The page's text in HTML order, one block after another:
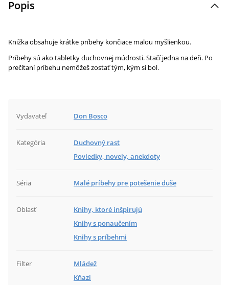
Popis
Knižka obsahuje krátke príbehy končiace malou myšlienkou.
Príbehy sú ako tabletky duchovnej múdrosti. Stačí jedna na deň. Po
prečítaní príbehu nemôžeš zostať tým, kým si bol.
Vydavateľ Don Bosco
Kategória
Duchovný rast
Poviedky, novely, anekdoty
Séria Malé príbehy pre potešenie duše
Oblasť
Knihy, ktoré inšpirujú
Knihy s ponaučením
Knihy s príbehmi
Filter
Mládež
Kňazi